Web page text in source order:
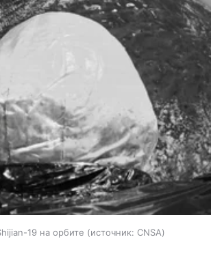
19 на орбите источник: CNSA